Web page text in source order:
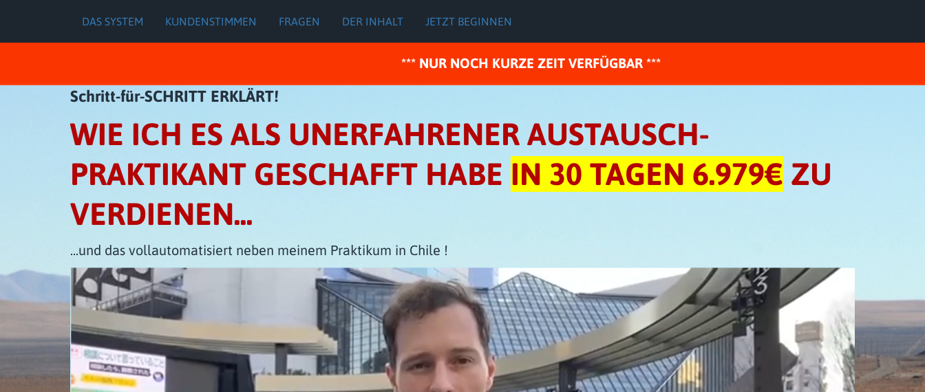
DAS SYSTEM KUNDENSTIMMEN FRAGEN DER INHALT JETZT BEGINNEN
*** NUR NOCH KURZE ZEIT VERFÜGBAR ***
Schritt-für-SCHRITT ERKLÄRT!
WIE ICH ES ALS UNERFAHRENER AUSTAUSCH-
PRAKTIKANT GESCHAFFT HABE IN 30 TAGEN 6.979€ ZU
VERDIENEN...
...und das vollautomatisiert neben meinem Praktikum in Chile !